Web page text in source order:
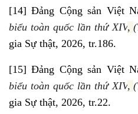
[14] Đảng Cộng sản Việt
biểu toàn quốc lần thứ XIV,
gia Sự thật, 2026, tr.186.
[15] Đảng Cộng sản Việt
biểu toàn quốc lần thứ XIV,
gia Sự thật, 2026, tr.22.